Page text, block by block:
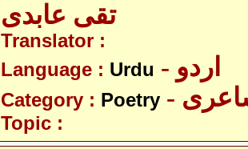
تقی عابدی
Translator :
Language : Urdu - اردو
Category : Poetry
Topic :